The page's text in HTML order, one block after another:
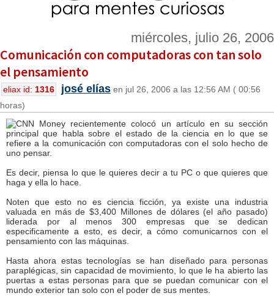
miércoles, julio 26, 2006
Comunicación con computadoras con tan solo
el pensamiento
eliax id: 1316 josé elías en jul 26, 2006 a las 12:56 AM ( 00:56
horas)
CNN Money recientemente colocó un artículo en su sección
principal que habla sobre el estado de la ciencia en lo que se
refiere a la comunicación con computadoras con el solo hecho de
uno pensar.
Es decir, piensa lo que le quieres decir a tu PC o que quieres que
haga y ella lo hace.
Noten que esto no es ciencia ficción, ya existe una industria
valuada en más de $3,400 Millones de dólares (el año pasado)
liderada por al menos 300 empresas que se dedican
especificamente a esto, es decir, a cómo comunicarnos con el
pensamiento con las máquinas.
Hasta ahora estas tecnologías se han diseñado para personas
paraplégicas, sin capacidad de movimiento, lo que le ha abierto las
puertas a estas personas para que se puedan comunicar con el
mundo exterior tan solo con el poder de sus mentes.